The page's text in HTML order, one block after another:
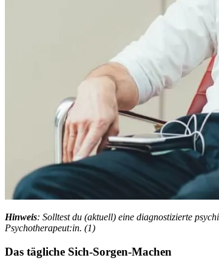
Hin­weis: Solltest du (aktuell) eine diagnostizierte
Psychotherapeut:in. (1)
Das täg­li­che Sich-Sorgen-Machen